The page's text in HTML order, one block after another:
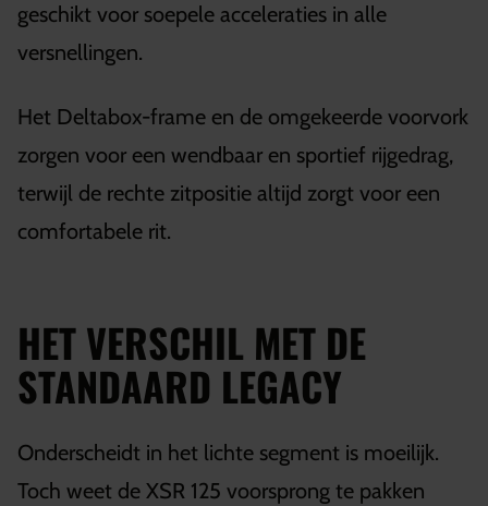
geschikt voor soepele acceleraties in alle
versnellingen.
Het Deltabox-frame en de omgekeerde voorvork
zorgen voor een wendbaar en sportief rijgedrag,
terwijl de rechte zitpositie altijd zorgt voor een
comfortabele rit.
HET VERSCHIL MET DE
STANDAARD LEGACY
Onderscheidt in het lichte segment is moeilijk.
Toch weet de XSR 125 voorsprong te pakken